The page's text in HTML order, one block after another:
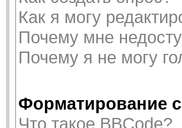
Как я могу
Почему мне
Почему я не могу
Форматирование
Что такое BBCode?